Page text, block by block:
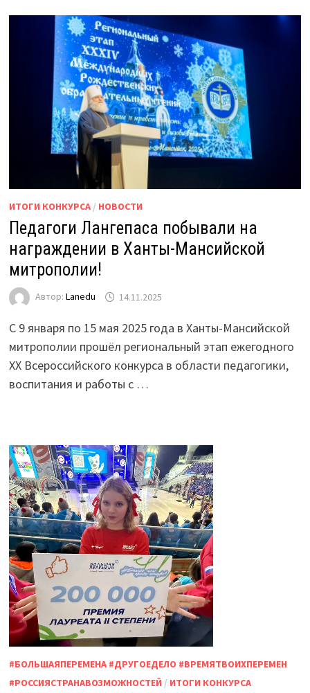
ИТОГИ КОНКУРСА/ НОВОСТИ
Педагоги Лангепаса побывали на
награждении в Ханты-Мансийской
митрополии!
Автор: Lanedu 14.11.2025
С 9 января по 15 мая 2025 года в Ханты-Мансийской
митрополии прошёл региональный этап ежегодного
XX Всероссийского конкурса в области педагогики,
воспитания и работы с …
#БОЛЬШАЯПЕРЕМЕНА #ДРУГОЕДЕЛО #ВРЕМЯТВОИХПЕРЕМЕН
#РОССИЯСТРАНАВОЗМОЖНОСТЕЙ / ИТОГИ КОНКУРСА